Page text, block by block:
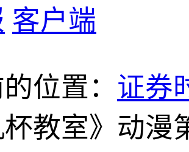
客户端
位置： 证券
杯教室》动